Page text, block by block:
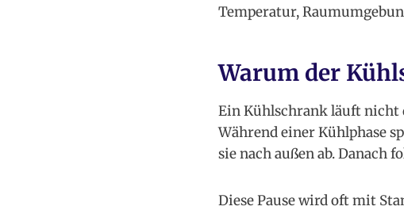
Temperatur,
Warum der
Ein Kühlschrank läuft
Während einer Kühlphase
sie nach außen ab. Danach
Diese Pause wird oft mit